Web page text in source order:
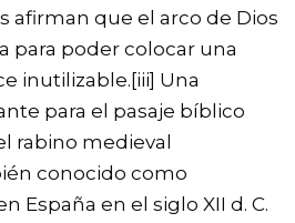
afirman que el arco de Dios
para poder colocar una
inutilizable. [iii] Una
para el pasaje bíblico
rabino medieval
conocido como
España en el siglo XII d. C.